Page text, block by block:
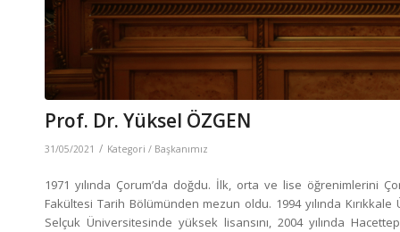
Prof. Dr. Yüksel ÖZGEN
31/05/2021 / Kategori / Başkanımız
1971 yılında Çorum’da doğdu. İlk, orta ve lise öğrenimlerini
Fakültesi Tarih Bölümünden mezun oldu. 1994 yılında
Selçuk Üniversitesinde yüksek lisansını, 2004 yılında